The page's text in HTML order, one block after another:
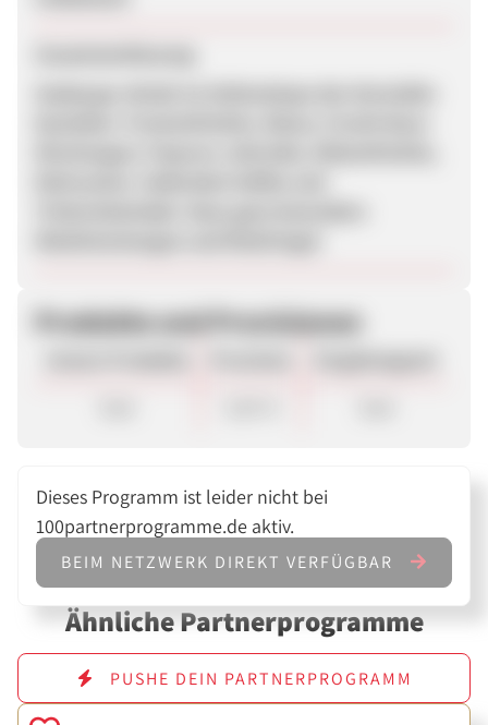
Produkte und Provisionen
Dieses Programm ist leider nicht bei
100partnerprogramme.de aktiv.
BEIM NETZWERK DIREKT VERFÜGBAR
Ähnliche Partnerprogramme
PUSHE DEIN PARTNERPROGRAMM